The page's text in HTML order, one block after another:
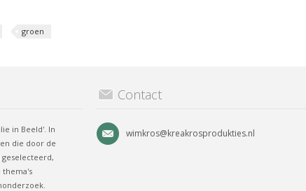
groen
in Beeld'. In
die door de
thema's
Contact
wimkros@kreakrosprodukties.nl